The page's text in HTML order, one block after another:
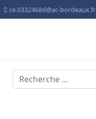
ce.0332468d@ac-bordeaux.fr
Valider